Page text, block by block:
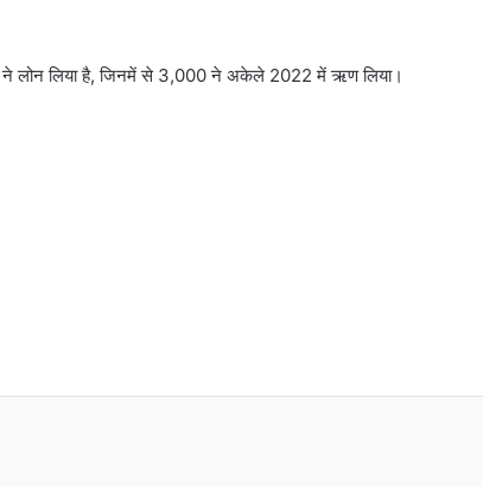
लोन लिया है, जिनमें से 3,000 ने अकेले 2022 में ऋण लिया।
सुरक्षित, व्यापक परीक्षणों के बाद हुई पुष्टि :